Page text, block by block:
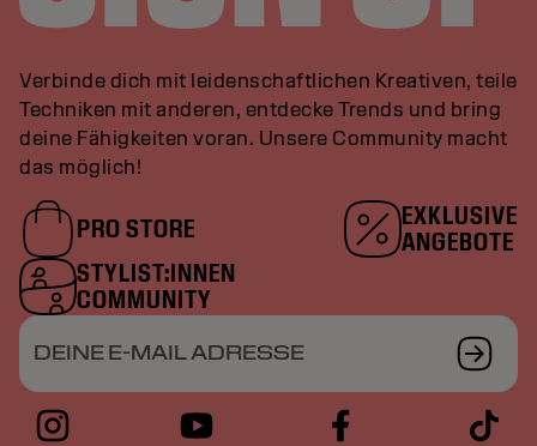
Verbinde dich mit leidenschaftlichen Kreativen, teile
Techniken mit anderen, entdecke Trends und bring
deine Fähigkeiten voran. Unsere Community macht
das möglich!
PRO STORE
EXKLUSIVE
ANGEBOTE
STYLIST:INNEN
COMMUNITY
DEINE E-MAIL ADRESSE